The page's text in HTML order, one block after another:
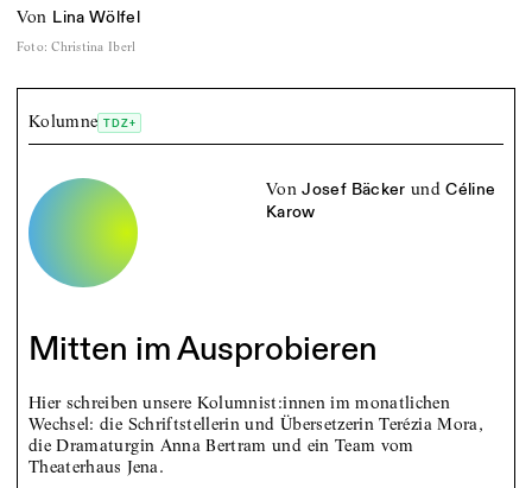
von Lina Wölfel
Foto: Christina Iberl
Kolumne TDZ+
von Josef Bäcker und Céline
Karow
Mitten im Ausprobieren
Hier schreiben unsere Kolumnist:innen im monatlichen
Wechsel: die Schriftstellerin und Übersetzerin Terézia Mora,
die Dramaturgin Anna Bertram und ein Team vom
Theaterhaus Jena.